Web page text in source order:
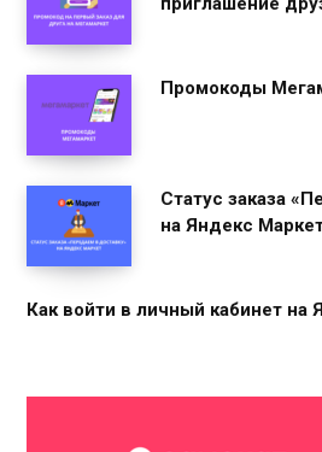
Промокоды
Статус заказа
на Яндекс
Как войти в личный кабинет на